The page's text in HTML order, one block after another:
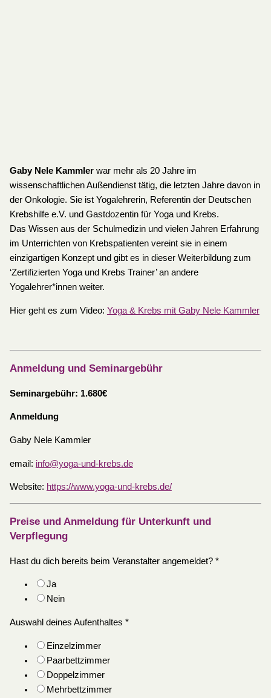
Gaby Nele Kammler war mehr als 20 Jahre im
wissenschaftlichen Außendienst tätig, die letzten Jahre davon in
der Onkologie. Sie ist Yogalehrerin, Referentin der Deutschen
Krebshilfe e.V. und Gastdozentin für Yoga und Krebs.
Das Wissen aus der Schulmedizin und vielen Jahren Erfahrung
im Unterrichten von Krebspatienten vereint sie in einem
einzigartigen Konzept und gibt es in dieser Weiterbildung zum
‘Zertifizierten Yoga und Krebs Trainer’ an andere
Yogalehrer*innen weiter.
Hier geht es zum Video: Yoga & Krebs mit Gaby Nele Kammler
Anmeldung und Seminargebühr
Seminargebühr: 1.680€
Anmeldung
Gaby Nele Kammler
email: info@yoga-und-krebs.de
Website: https://www.yoga-und-krebs.de/
Preise und Anmeldung für Unterkunft und
Verpflegung
Hast du dich bereits beim Veranstalter angemeldet? *
Ja
Nein
Auswahl deines Aufenthaltes *
Einzelzimmer
Paarbettzimmer
Doppelzimmer
Mehrbettzimmer